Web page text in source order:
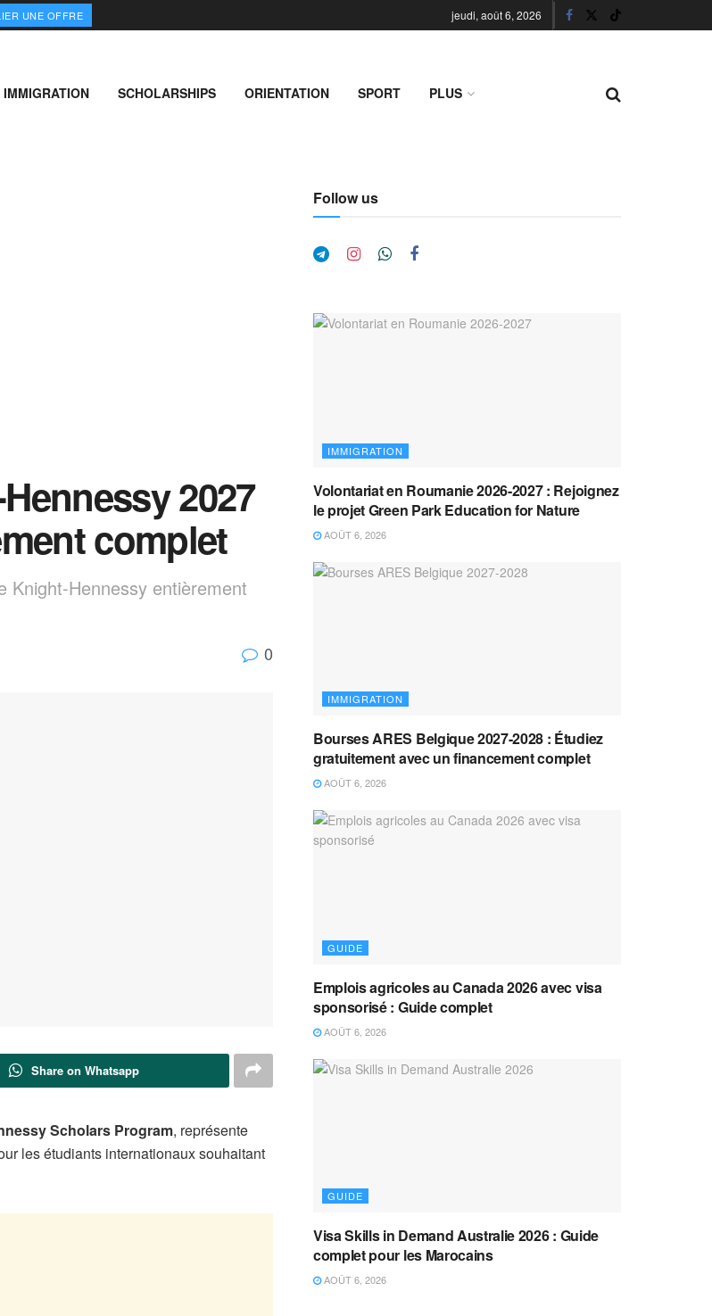
UNE OFFRE jeudi, août 6, 2026
IMMIGRATION SCHOLARSHIPS ORIENTATION SPORT PLUS
2027
complet
Knight-Hennessy entièrement
0
Share on Whatsapp
Scholars Program, représente
les étudiants internationaux souhaitant
Follow us
IMMIGRATION
Volontariat en Roumanie 2026-2027 : Rejoignez
le projet Green Park Education for Nature
AOÛT 6, 2026
IMMIGRATION
Bourses ARES Belgique 2027-2028 : Étudiez
gratuitement avec un financement complet
AOÛT 6, 2026
GUIDE
Emplois agricoles au Canada 2026 avec visa
sponsorisé : Guide complet
AOÛT 6, 2026
GUIDE
Visa Skills in Demand Australie 2026 : Guide
complet pour les Marocains
AOÛT 6, 2026